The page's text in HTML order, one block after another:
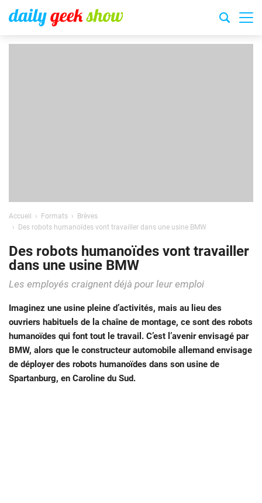
Accueil Formats
Brèves
Des robots humanoïdes vont travailler dans une usine BMW
Des robots humanoïdes vont travailler
dans une usine BMW
Les employés craignent déjà pour leur emploi
Imaginez une usine pleine d’activités, mais au lieu des
ouvriers habituels de la chaîne de montage, ce sont des robots
humanoïdes qui font tout le travail. C’est l’avenir envisagé par
BMW, alors que le constructeur automobile allemand envisage
de déployer des robots humanoïdes dans son usine de
Spartanburg, en Caroline du Sud.